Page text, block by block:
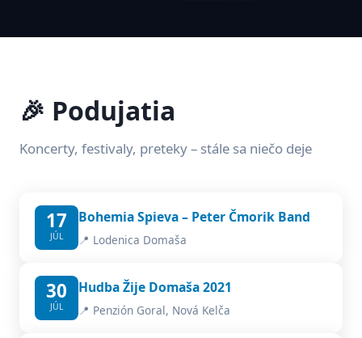
🎉 Podujatia
Koncerty, festivaly, preteky – stále sa niečo deje
17
JÚL
Bohemia Spieva – Peter Čmorik Band
📍 Lodenica Domaša
30
JÚL
Hudba Žije Domaša 2021
📍 Penzión Goral, Nová Kelča